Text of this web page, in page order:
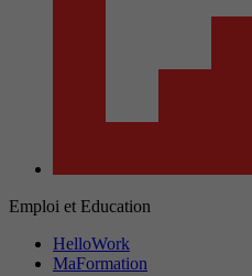
Emploi et Education
HelloWork
MaFormation